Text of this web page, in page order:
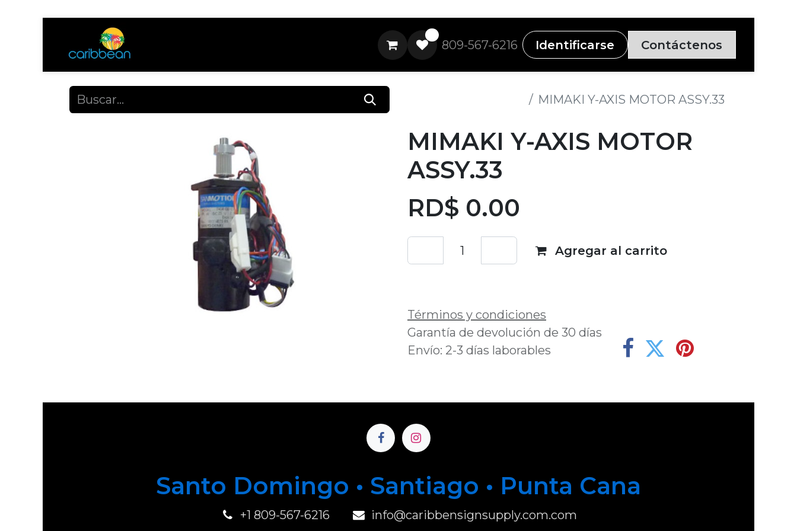
809-567-6216 Identificarse Contáctenos
MIMAKI Y-AXIS MOTOR ASSY.33
MIMAKI Y-AXIS MOTOR
ASSY.33
RD$ 0.00
Agregar al carrito
Términos y condiciones
Garantía de devolución de 30 días
Envío: 2-3 días laborables
Santo Domingo • Santiago • Punta Cana
+1 809-567-6216 info@caribbensignsupply.com.com